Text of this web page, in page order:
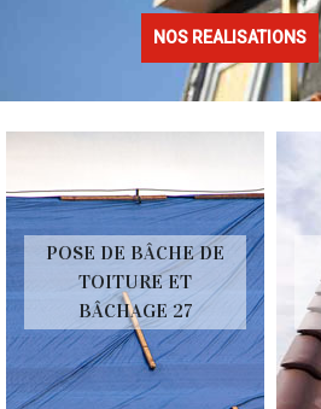
NOS REALISATIONS
POSE DE BÂCHE DE
TOITURE ET
BÂCHAGE 27